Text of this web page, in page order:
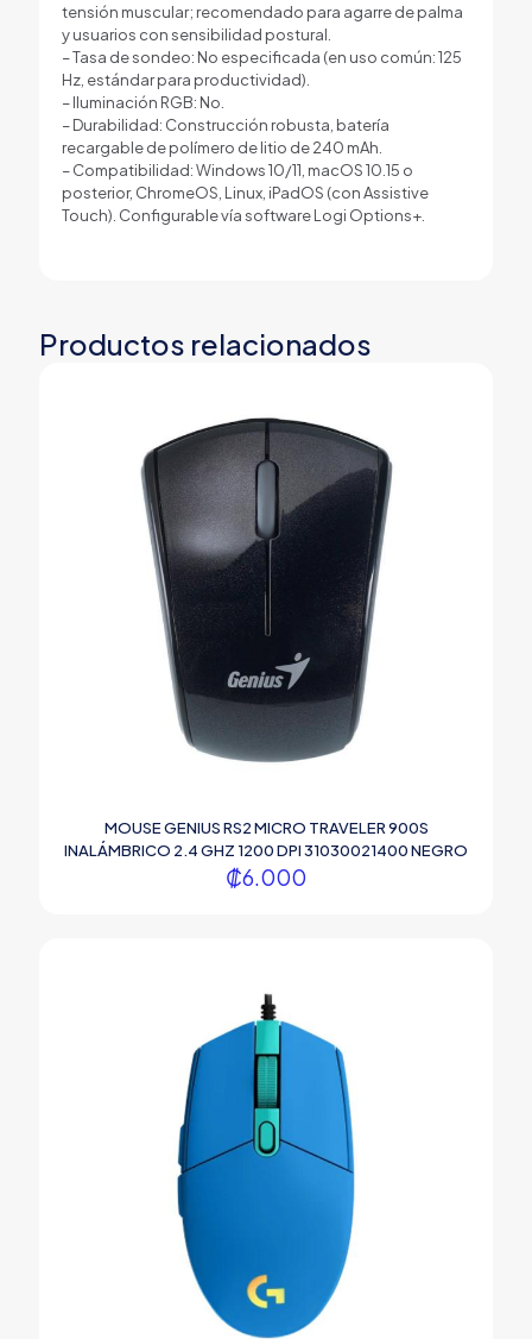
tensión muscular; recomendado para agarre de palma
y usuarios con sensibilidad postural.
– Tasa de sondeo: No especificada (en uso común: 125
Hz, estándar para productividad).
– Iluminación RGB: No.
– Durabilidad: Construcción robusta, batería
recargable de polímero de litio de 240 mAh.
– Compatibilidad: Windows 10/11, macOS 10.15 o
posterior, ChromeOS, Linux, iPadOS (con Assistive
Touch). Configurable vía software Logi Options+.
Productos relacionados
MOUSE GENIUS RS2 MICRO TRAVELER 900S
INALÁMBRICO 2.4 GHZ 1200 DPI 31030021400 NEGRO
₡6.000